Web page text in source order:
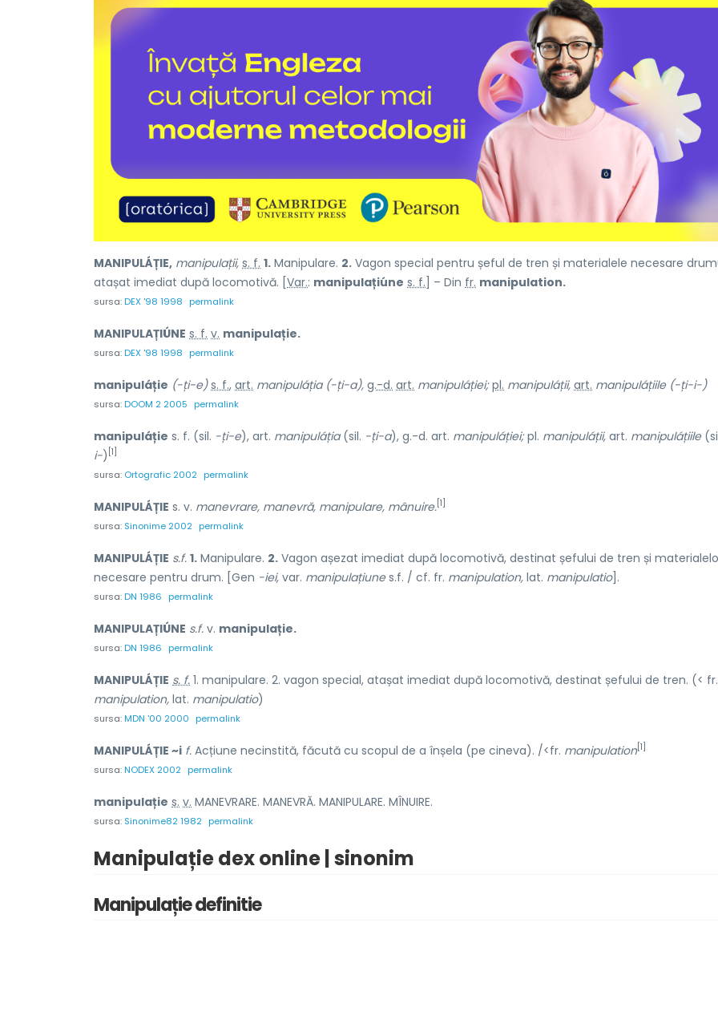
MANIPULÁȚIE, manipulații, s. f. 1. Manipulare. 2. Vagon special pentru șeful de tren și materialele necesare
atașat imediat după locomotivă. [Var.: manipulațiúne s. f.] – Din fr. manipulation.
sursa:DEX '98 1998 permalink
MANIPULAȚIÚNE s. f. v. manipulație.
sursa:DEX '98 1998 permalink
manipuláție (-ți-e) s. f., art. manipuláția (-ți-a), g.-d. art. manipuláției; pl. manipuláții, art. manipuláțiile (-ți-i-)
sursa:DOOM 2 2005 permalink
manipuláție s. f. (sil. -ți-e), art. manipuláția(sil. -ți-a), g.-d. art. manipuláției;pl. manipuláții, art. manipuláțiile
i-) [1]
sursa: Ortografic 2002 permalink
MANIPULÁȚIE s. v. manevrare, manevră, manipulare, mânuire. [1]
sursa: Sinonime 2002 permalink
MANIPULÁȚIE s.f. 1. Manipulare. 2. Vagon așezat imediat după locomotivă, destinat șefului de tren și
necesare pentru drum. [Gen -iei, var. manipulațiunes.f. / cf. fr. manipulation, lat. manipulatio].
sursa:DN 1986 permalink
MANIPULAȚIÚNE s.f. v. manipulație.
sursa:DN 1986 permalink
MANIPULÁȚIE s. f. 1. manipulare. 2. vagon special, atașat imediat după locomotivă, destinat șefului de tren. (< fr.
manipulation, lat. manipulatio)
sursa:MDN '00 2000 permalink
MANIPULÁȚIE ~i f. Acțiune necinstită, făcută cu scopul de a înșela (pe cineva). /<fr. manipulation[1]
sursa:NODEX 2002 permalink
manipulație s. v. MANEVRARE. MANEVRĂ. MANIPULARE. MÎNUIRE.
sursa: Sinonime82 1982 permalink
Manipulație dex online | sinonim
Manipulație definitie